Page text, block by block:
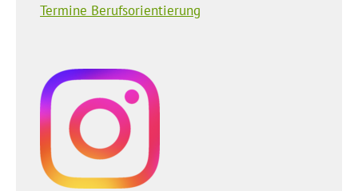
Termine Berufsorientierung